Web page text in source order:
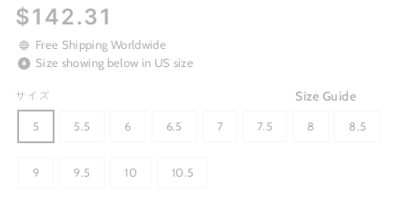
Regular
price
$142.31
Free Shipping Worldwide
Size showing below in US size
Size Guide
サイズ
5 5.5 6 6.5 7 7.5 8 8.5
9 9.5 10 10.5